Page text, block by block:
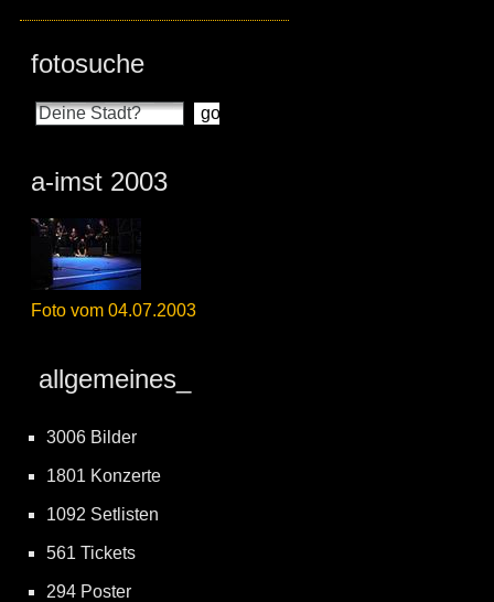
fotosuche
a-imst 2003
Foto vom 04.07.2003
allgemeines_
3006 Bilder
1801 Konzerte
1092 Setlisten
561 Tickets
294 Poster